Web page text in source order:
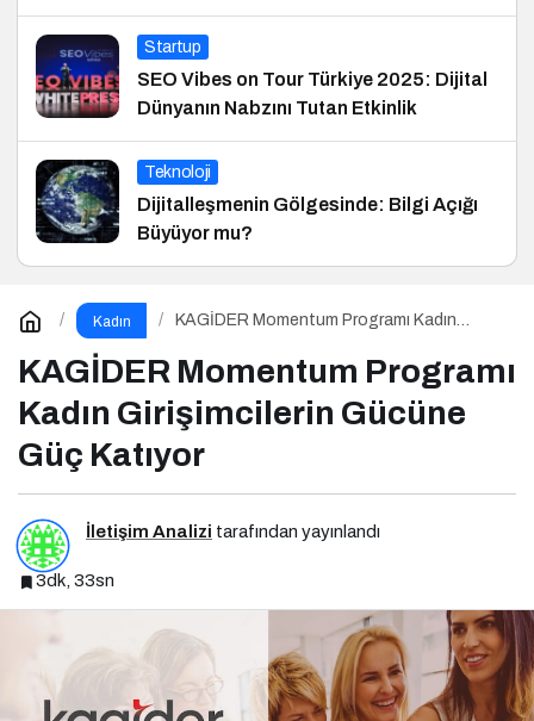
Startup
SEO Vibes on Tour Türkiye 2025: Dijital
Dünyanın Nabzını Tutan Etkinlik
Teknoloji
Dijitalleşmenin Gölgesinde: Bilgi Açığı
Büyüyor mu?
Kadın
KAGİDER Momentum Programı Kadın
KAGİDER Momentum Programı
Kadın Girişimcilerin Gücüne
Güç Katıyor
İletişim Analizi tarafından yayınlandı
3dk, 33sn